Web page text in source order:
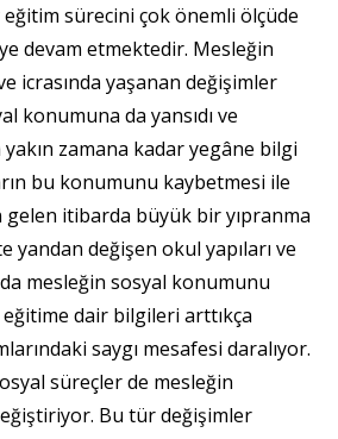
sürecini çok önemli ölçüde
devam etmektedir. Mesleğin
icrasında yaşanan değişimler
konumuna da yansıdı ve
yakın zamana kadar yegâne bilgi
bu konumunu kaybetmesi ile
gelen itibarda büyük bir yıpranma
yandan değişen okul yapıları ve
mesleğin sosyal konumunu
dair bilgileri arttıkça
saygı mesafesi daralıyor.
süreçler de mesleğin
Bu tür değişimler